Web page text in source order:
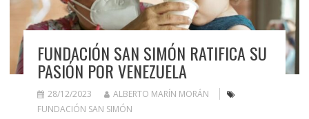
FUNDACIÓN SAN SIMÓN RATIFICA SU
PASIÓN POR VENEZUELA
28/12/2023
ALBERTO MARÍN MORÁN
FUNDACIÓN SAN SIMÓN